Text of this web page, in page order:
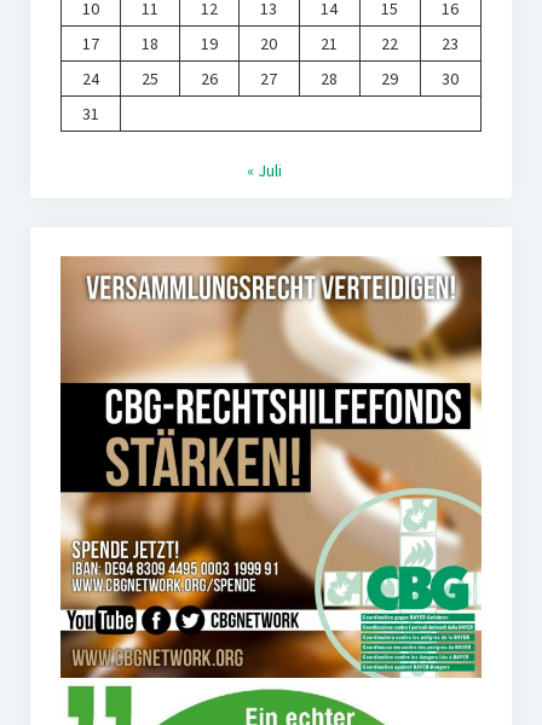
10
11 12 13 14 15
16
17
18 19 20 21 22
23
24
25 26 27 28 29
30
31
« Juli